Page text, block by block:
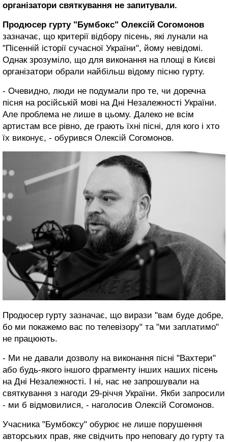
організатори святкування не запитували.
Продюсер гурту "Бумбокс" Олексій Согомонов
зазначає, що критерії відбору пісень, які лунали на
"Пісенній історії сучасної України", йому невідомі.
Однак зрозуміло, що для виконання на площі в Києві
організатори обрали найбільш відому пісню гурту.
- Очевидно, люди не подумали про те, чи доречна
пісня на російській мові на Дні Незалежності України.
Але проблема не лише в цьому. Далеко не всім
артистам все рівно, де грають їхні пісні, для кого і хто
їх виконує, - обурився Олексій Согомонов.
Продюсер гурту зазначає, що вирази "вам буде добре,
бо ми покажемо вас по телевізору" та "ми заплатимо"
не працюють.
- Ми не давали дозволу на виконання пісні "Вахтери"
або будь-якого іншого фрагменту інших наших пісень
на Дні Незалежності. І ні, нас не запрошували на
святкування з нагоди 29-річчя України. Якби запросили
- ми б відмовилися, - наголосив Олексій Согомонов.
Учасника "Бумбоксу" обурює не лише порушення
авторських прав, яке свідчить про неповагу до гурту та